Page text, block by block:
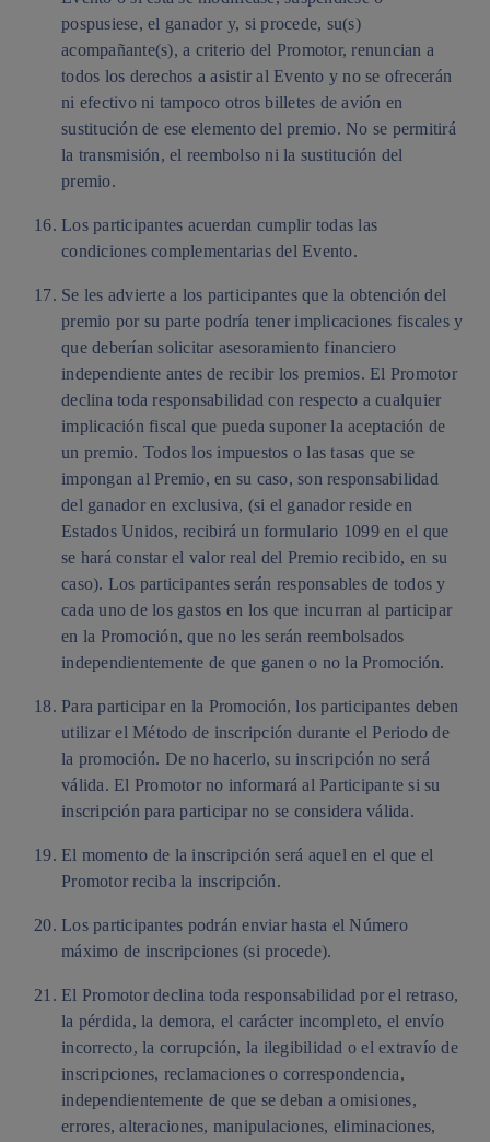
pospusiese, el ganador y, si procede, su(s)
acompañante(s), a criterio del Promotor, renuncian a
todos los derechos a asistir al Evento y no se ofrecerán
ni efectivo ni tampoco otros billetes de avión en
sustitución de ese elemento del premio. No se permitirá
la transmisión, el reembolso ni la sustitución del
premio.
Los participantes acuerdan cumplir todas las
condiciones complementarias del Evento.
Se les advierte a los participantes que la obtención del
premio por su parte podría tener implicaciones fiscales y
que deberían solicitar asesoramiento financiero
independiente antes de recibir los premios. El Promotor
declina toda responsabilidad con respecto a cualquier
implicación fiscal que pueda suponer la aceptación de
un premio. Todos los impuestos o las tasas que se
impongan al Premio, en su caso, son responsabilidad
del ganador en exclusiva, (si el ganador reside en
Estados Unidos, recibirá un formulario 1099 en el que
se hará constar el valor real del Premio recibido, en su
caso). Los participantes serán responsables de todos y
cada uno de los gastos en los que incurran al participar
en la Promoción, que no les serán reembolsados
independientemente de que ganen o no la Promoción.
Para participar en la Promoción, los participantes deben
utilizar el Método de inscripción durante el Periodo de
la promoción. De no hacerlo, su inscripción no será
válida. El Promotor no informará al Participante si su
inscripción para participar no se considera válida.
El momento de la inscripción será aquel en el que el
Promotor reciba la inscripción.
Los participantes podrán enviar hasta el Número
máximo de inscripciones (si procede).
El Promotor declina toda responsabilidad por el retraso,
la pérdida, la demora, el carácter incompleto, el envío
incorrecto, la corrupción, la ilegibilidad o el extravío de
inscripciones, reclamaciones o correspondencia,
independientemente de que se deban a omisiones,
errores, alteraciones, manipulaciones, eliminaciones,